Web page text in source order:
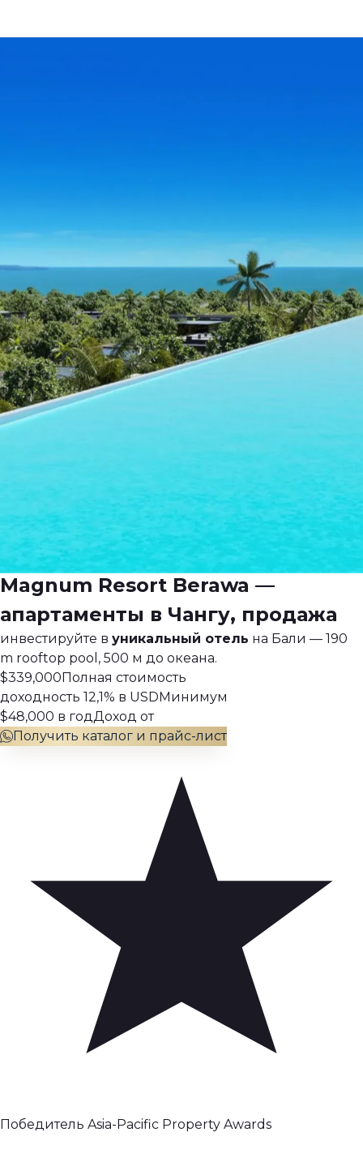
главная туристическая локация на Бали · район
Берава
Magnum Resort Berawa —
апартаменты в Чангу, продажа
инвестируйте в уникальный отель на Бали — 190
m rooftop pool, 500 м до океана.
$339,000Полная стоимость
доходность 12,1% в USDМинимум
$48,000 в годДоход от
Получить каталог и прайс-лист
Победитель Asia-Pacific Property Awards